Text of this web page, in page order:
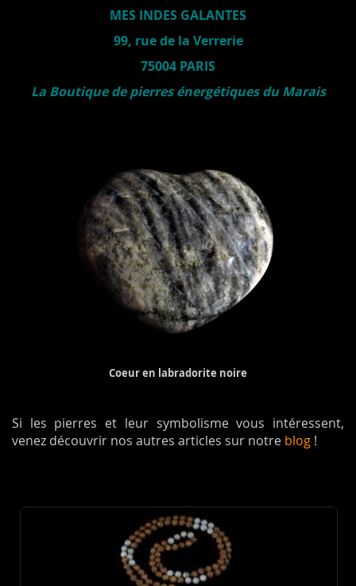
MES INDES GALANTES
99, rue de la Verrerie
75004 PARIS
La Boutique de pierres énergétiques du Marais
Coeur en labradorite noire
Si les pierres et leur symbolisme vous intéressent,
venez découvrir nos autres articles sur notre blog !